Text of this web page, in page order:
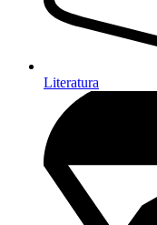
Literatura